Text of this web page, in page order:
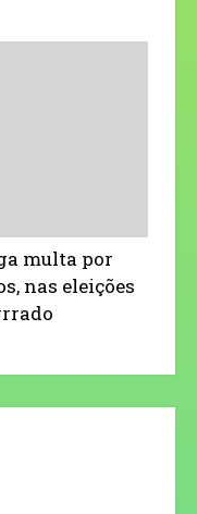
multa por
nas eleições